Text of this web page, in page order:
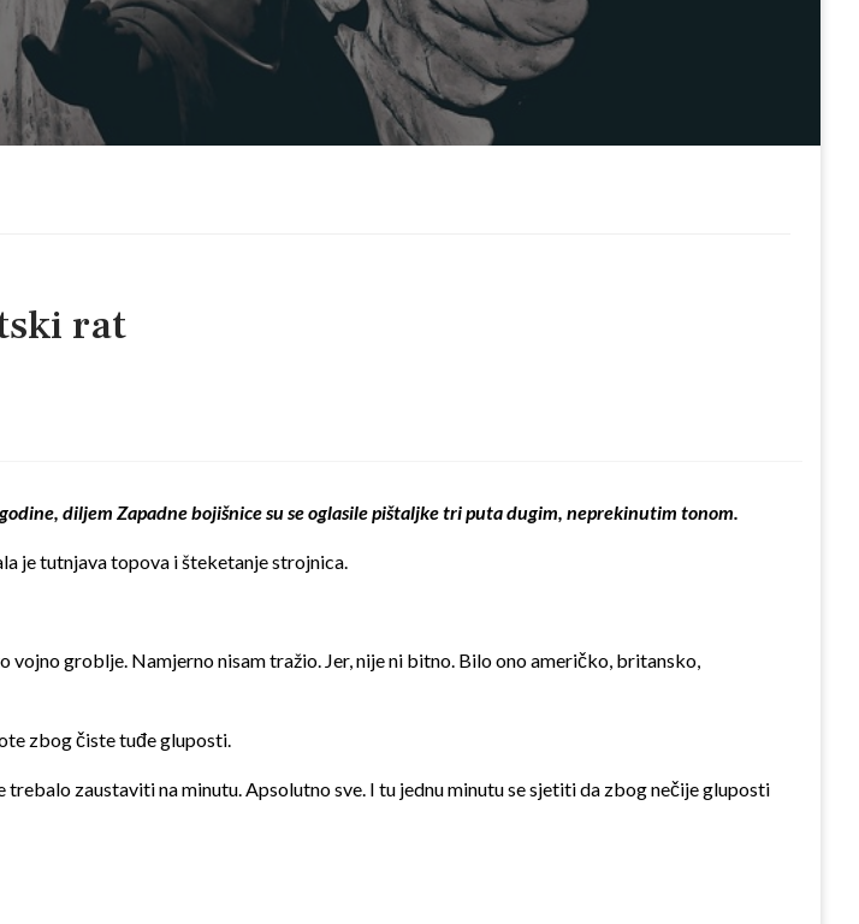
rat
diljem Zapadne bojišnice su se oglasile pištaljke tri puta dugim, neprekinutim tonom.
je tutnjava topova i šteketanje strojnica.
groblje. Namjerno nisam tražio. Jer, nije ni bitno. Bilo ono američko, britansko,
zbog čiste tuđe gluposti.
zaustaviti na minutu. Apsolutno sve. I tu jednu minutu se sjetiti da zbog nečije gluposti